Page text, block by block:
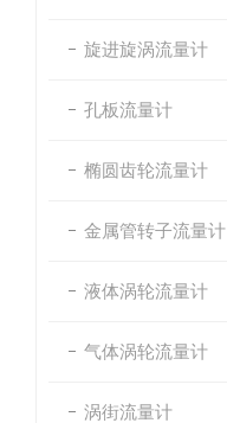
旋进旋涡流量计
孔板流量计
椭圆齿轮流量计
金属管转子流量计
液体涡轮流量计
气体涡轮流量计
涡街流量计